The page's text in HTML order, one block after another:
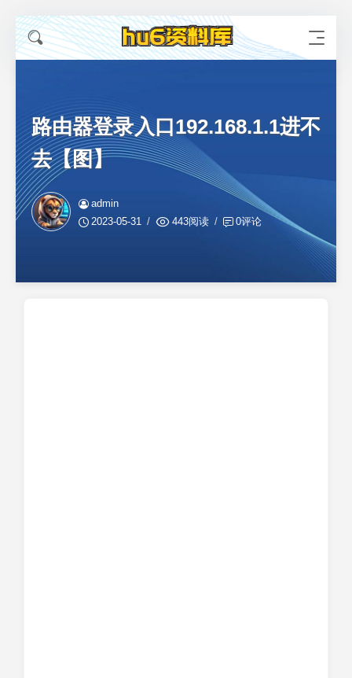
路由器登录入口192.168.1.1进不
去【图】
admin
2023-05-31
443阅读 0评论